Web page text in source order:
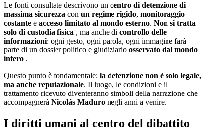
Le fonti consultate descrivono un centro di detenzione di
massima sicurezza con un regime rigido, monitoraggio
costante e accesso limitato al mondo esterno. Non si tratta
solo di custodia fisica , ma anche di controllo delle
informazioni: ogni gesto, ogni parola, ogni immagine farà
parte di un dossier politico e giudiziario osservato dal mondo
intero .
Questo punto è fondamentale: la detenzione non è solo legale,
ma anche reputazionale. Il luogo, le condizioni e il
trattamento ricevuto diventeranno simboli della narrazione che
accompagnerà Nicolás Maduro negli anni a venire.
I diritti umani al centro del dibattito